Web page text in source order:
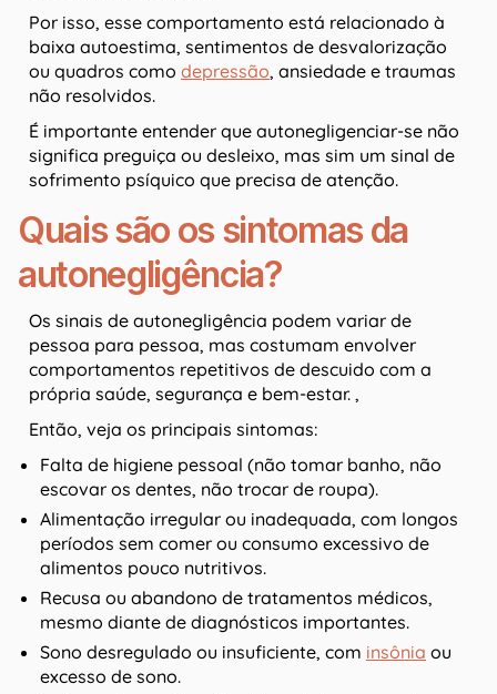
Por isso, esse comportamento está relacionado à
baixa autoestima, sentimentos de desvalorização
ou quadros como depressão, ansiedade e traumas
não resolvidos.
É importante entender que autonegligenciar-se não
significa preguiça ou desleixo, mas sim um sinal de
sofrimento psíquico que precisa de atenção.
Quais são os sintomas da
autonegligência?
Os sinais de autonegligência podem variar de
pessoa para pessoa, mas costumam envolver
comportamentos repetitivos de descuido com a
própria saúde, segurança e bem-estar. ,
Então, veja os principais sintomas:
Falta de higiene pessoal (não tomar banho, não
escovar os dentes, não trocar de roupa).
Alimentação irregular ou inadequada, com longos
períodos sem comer ou consumo excessivo de
alimentos pouco nutritivos.
Recusa ou abandono de tratamentos médicos,
mesmo diante de diagnósticos importantes.
Sono desregulado ou insuficiente, com insônia ou
excesso de sono.